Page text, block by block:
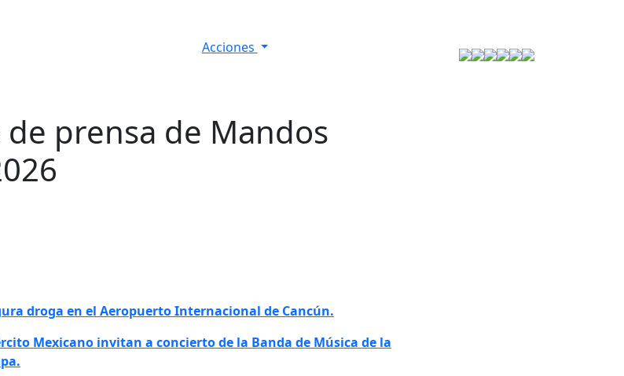
Acciones
prensa de Mandos
droga en el Aeropuerto Internacional de Cancún.
Mexicano invitan a concierto de la Banda de Música de la